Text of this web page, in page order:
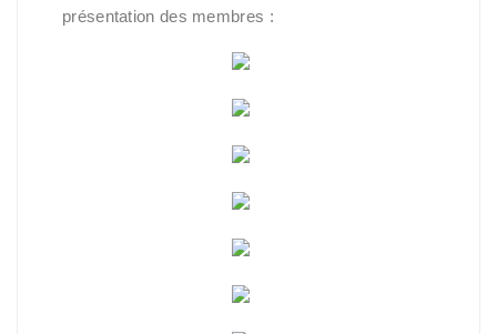
présentation des membres :